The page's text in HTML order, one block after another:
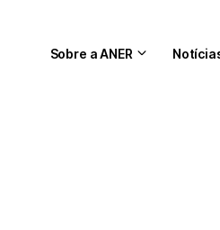
Sobre a ANER